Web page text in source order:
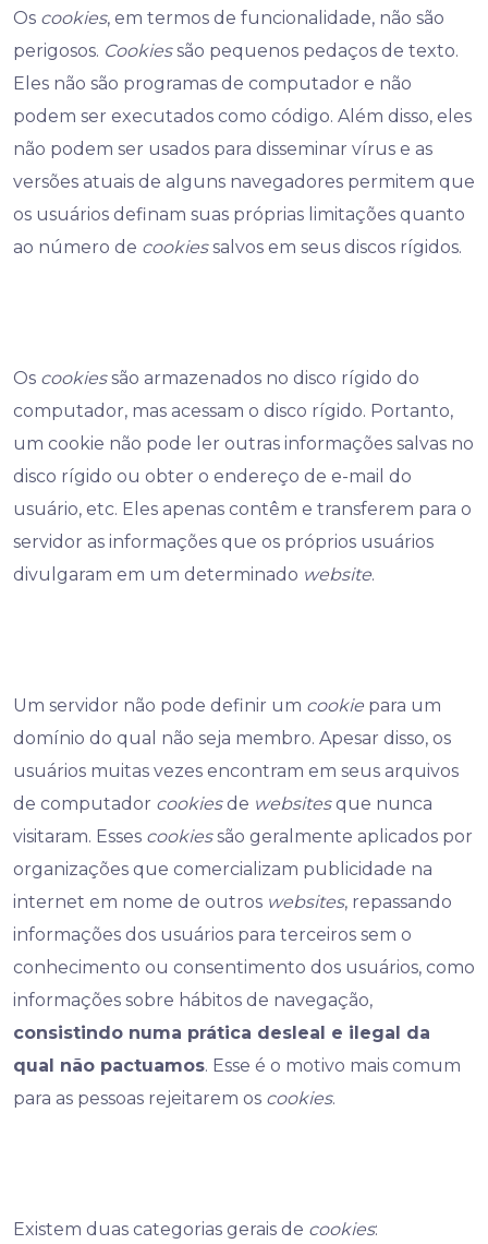
Os cookies, em termos de funcionalidade, não são
perigosos. Cookiessão pequenos pedaços de texto.
Eles não são programas de computador e não
podem ser executados como código. Além disso, eles
não podem ser usados para disseminar vírus e as
versões atuais de alguns navegadores permitem que
os usuários definam suas próprias limitações quanto
ao número de cookiessalvos em seus discos rígidos.
Os cookiessão armazenados no disco rígido do
computador, mas acessam o disco rígido. Portanto,
um cookie não pode ler outras informações salvas no
disco rígido ou obter o endereço de e-mail do
usuário, etc. Eles apenas contêm e transferem para o
servidor as informações que os próprios usuários
divulgaram em um determinado website.
Um servidor não pode definir um cookie para um
domínio do qual não seja membro. Apesar disso, os
usuários muitas vezes encontram em seus arquivos
de computador cookiesde websitesque nunca
visitaram. Esses cookiessão geralmente aplicados por
organizações que comercializam publicidade na
internet em nome de outros websites, repassando
informações dos usuários para terceiros sem o
conhecimento ou consentimento dos usuários, como
informações sobre hábitos de navegação,
consistindo numa prática desleal e ilegal da
qual não pactuamos. Esse é o motivo mais comum
para as pessoas rejeitarem os cookies.
Existem duas categorias gerais de cookies: